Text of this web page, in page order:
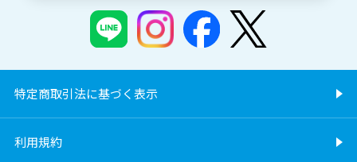
特定商取引法に基づく表示
利用規約